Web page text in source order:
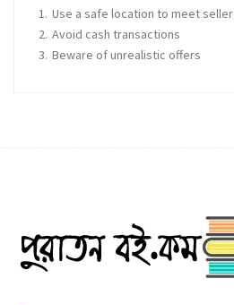
Use a safe location to meet seller
Avoid cash transactions
Beware of unrealistic offers